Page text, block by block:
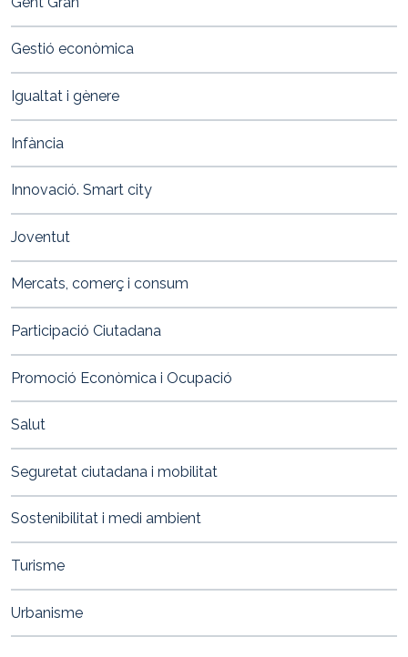
Gestió econòmica
Igualtat i gènere
Infància
Innovació. Smart city
Joventut
Mercats, comerç i consum
Participació Ciutadana
Promoció Econòmica i Ocupació
Salut
Seguretat ciutadana i mobilitat
Sostenibilitat i medi ambient
Turisme
Urbanisme